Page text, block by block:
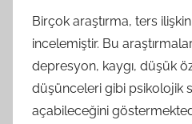
Birçok araştırma, ters
incelemiştir. Bu
depresyon, kaygı, düşük
düşünceleri gibi psikolojik
açabileceğini